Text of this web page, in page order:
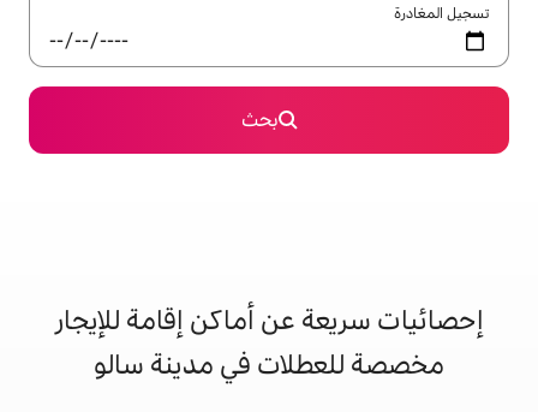
عن أماكن إقامة للإيجار
في مدينة سالو